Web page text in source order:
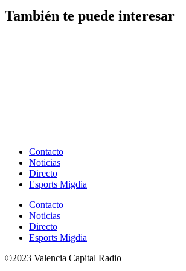
También te puede interesar
Contacto
Noticias
Directo
Esports Migdia
Contacto
Noticias
Directo
Esports Migdia
©2023 Valencia Capital Radio